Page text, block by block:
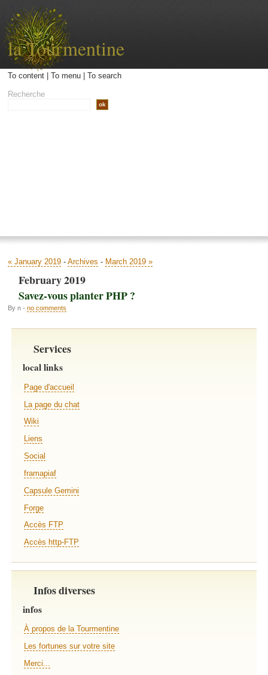
la Tourmentine
To content| To menu| To search
Recherche
« January 2019 - Archives - March 2019 »
February 2019
Savez-vous planter PHP ?
By n - no comments
Services
local links
Page d'accueil
La page du chat
Wiki
Liens
Social
framapiaf
Capsule Gemini
Forge
Accès FTP
Accès http-FTP
Infos diverses
infos
À propos de la Tourmentine
Les fortunes sur votre site
Merci...